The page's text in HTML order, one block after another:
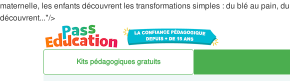
maternelle, les enfants découvrent les transformations simples : du blé au pain,
découvrent..."/>
Kits pédagogiques gratuits